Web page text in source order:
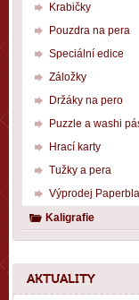
Krabičky
Pouzdra na pera
Speciální edice
Záložky
Držáky na pero
Puzzle a washi
Hrací karty
Tužky a pera
Výprodej
Kaligrafie
AKTUALITY